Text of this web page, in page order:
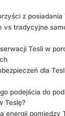
z posiadania
vs tradycyjne
Tesli w
dla
podejścia do
Teslę?
energii pomiędzy